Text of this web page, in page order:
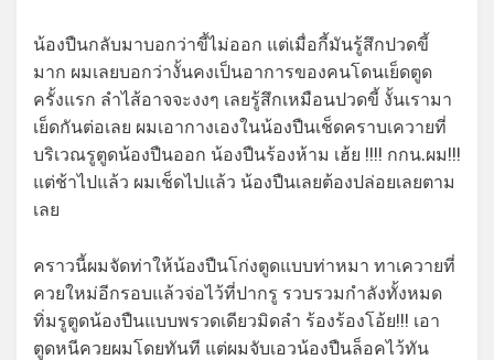
น้องปืนกลับมาบอกว่าขี้ไม่ออก แต่เมื่อกี้มันรู้สึกปวดขี้
มาก ผมเลยบอกว่างั้นคงเป็นอาการของคนโดนเย็ดตูด
ครั้งแรก ลำไส้อาจจะงงๆ เลยรู้สึกเหมือนปวดขี้ งั้นเรามา
เย็ดกันต่อเลย ผมเอากางเองในน้องปืนเช็ดคราบเควายที่
บริเวณรูตูดน้องปืนออก น้องปืนร้องห้าม เฮ้ย !!!! กกน.ผม!!!
แต่ช้าไปแล้ว ผมเช็ดไปแล้ว น้องปืนเลยต้องปล่อยเลยตาม
เลย
คราวนี้ผมจัดท่าให้น้องปืนโก่งตูดแบบท่าหมา ทาเควายที่
ควยใหม่อีกรอบแล้วจ่อไว้ที่ปากรู รวบรวมกำลังทั้งหมด
ทิ่มรูตูดน้องปืนแบบพรวดเดียวมิดลำ ร้องร้องโอ้ย!!! เอา
ตูดหนีควยผมโดยทันที แต่ผมจับเอวน้องปืนล็อคไว้ทัน